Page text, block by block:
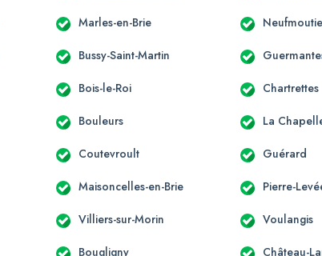
Marles-en-Brie
Bussy-Saint-Martin
Bois-le-Roi Chartrettes
Bouleurs La
Coutevroult Guérard
Maisoncelles-en-Brie Pierre-
Villiers-sur-Morin Voulangis
Bougligny Château-